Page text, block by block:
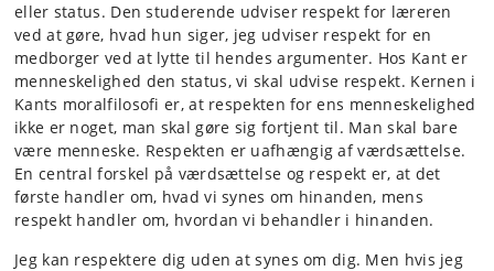
eller status. Den studerende udviser respekt for læreren
ved at gøre, hvad hun siger, jeg udviser respekt for en
medborger ved at lytte til hendes argumenter. Hos Kant er
menneskelighed den status, vi skal udvise respekt. Kernen i
Kants moralfilosofi er, at respekten for ens menneskelighed
ikke er noget, man skal gøre sig fortjent til. Man skal bare
være menneske. Respekten er uafhængig af værdsættelse.
En central forskel på værdsættelse og respekt er, at det
første handler om, hvad vi synes om hinanden, mens
respekt handler om, hvordan vi behandler i hinanden.
Jeg kan respektere dig uden at synes om dig. Men hvis jeg